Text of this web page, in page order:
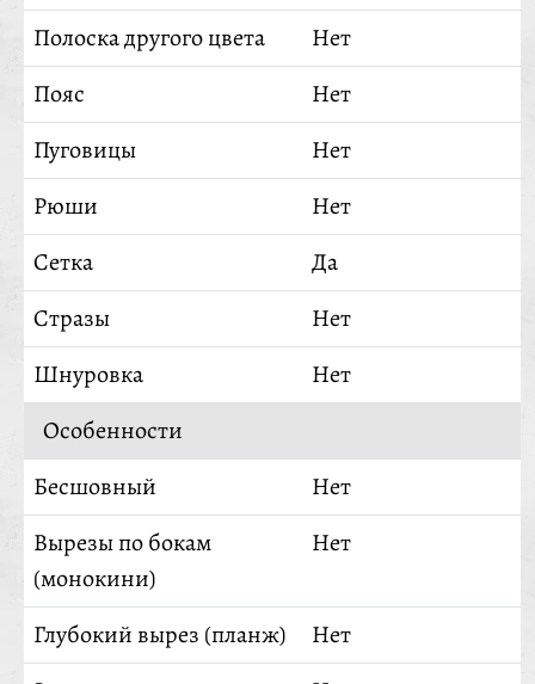
Полоска другого цвета
Нет
Пояс
Нет
Пуговицы
Нет
Рюши
Нет
Сетка
Да
Стразы
Нет
Шнуровка
Нет
Особенности
Бесшовный
Нет
Вырезы по бокам
(монокини)
Нет
Глубокий вырез (планж)
Нет